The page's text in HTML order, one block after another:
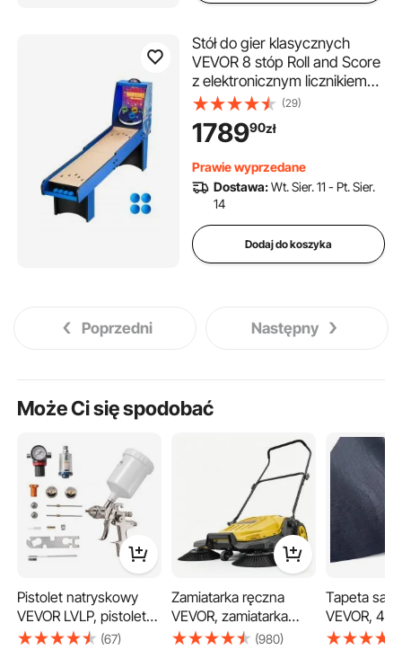
Stół do gier klasycznych
VEVOR 8 stóp Roll and Score
z elektronicznym licznikiem
punktów, dźwiękiem i
automatycznym powrotem
piłek do pokoju gier
piłki w zestawie
(29)
178990zł
Prawie wyprzedane
Dostawa:Wt. Sier. 11 - Pt. Sier.
14
Dodaj do koszyka
Poprzedni Następny
Może Ci się spodobać
Pistolet natryskowy
VEVOR LVLP, pistolet
natryskowy z (67)
Zamiatarka ręczna
VEVOR, zamiatarka
ręczna o szerokości
(980)
Tapeta
VEVOR, 40
tapeta